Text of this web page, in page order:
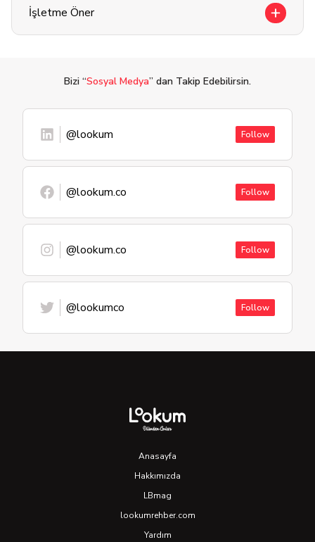
İşletme Öner
Bizi “Sosyal Medya” dan Takip Edebilirsin.
@lookum Follow
@lookum.co Follow
@lookum.co Follow
@lookumco Follow
Anasayfa
Hakkımızda
LBmag
lookumrehber.com
Yardım